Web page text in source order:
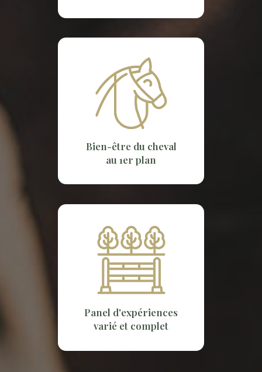
Bien-être du cheval
au 1er plan
Panel d'expériences
varié et complet